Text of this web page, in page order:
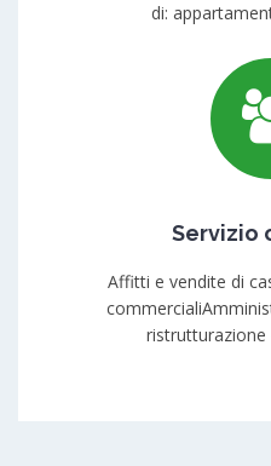
di:
Servizio
Affitti e vendite di
ristrutturazione